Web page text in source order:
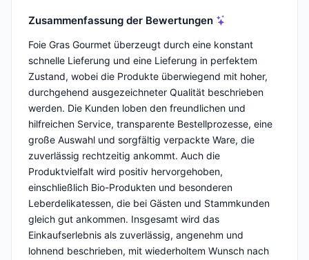
Zusammenfassung der Bewertungen
Foie Gras Gourmet überzeugt durch eine konstant
schnelle Lieferung und eine Lieferung in perfektem
Zustand, wobei die Produkte überwiegend mit hoher,
durchgehend ausgezeichneter Qualität beschrieben
werden. Die Kunden loben den freundlichen und
hilfreichen Service, transparente Bestellprozesse, eine
große Auswahl und sorgfältig verpackte Ware, die
zuverlässig rechtzeitig ankommt. Auch die
Produktvielfalt wird positiv hervorgehoben,
einschließlich Bio-Produkten und besonderen
Leberdelikatessen, die bei Gästen und Stammkunden
gleich gut ankommen. Insgesamt wird das
Einkaufserlebnis als zuverlässig, angenehm und
lohnend beschrieben, mit wiederholtem Wunsch nach